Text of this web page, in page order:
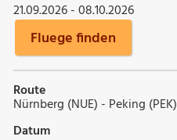
21.09.2026 - 08.10.2026
Fluege finden
Route
Nürnberg (NUE) - Peking (PEK)
Datum